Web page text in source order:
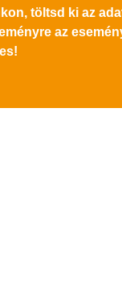
töltsd ki az
az